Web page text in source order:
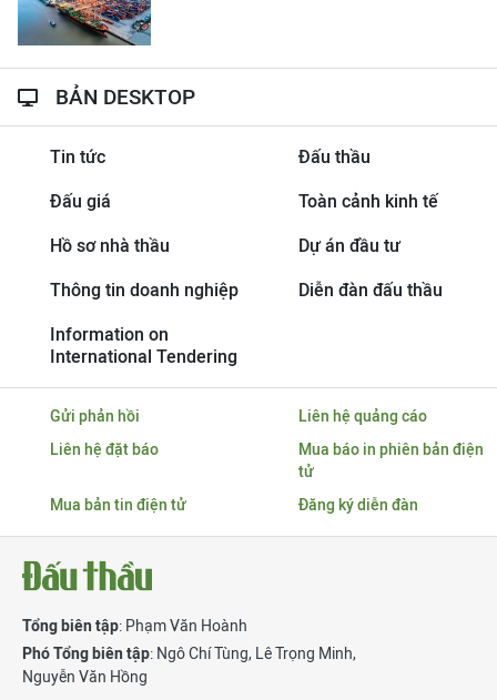
BẢN DESKTOP
Tin tức Đấu thầu
Đấu giá Toàn cảnh kinh tế
Hồ sơ nhà thầu Dự án đầu tư
Thông tin doanh nghiệp Diễn đàn đấu thầu
Information on
International Tendering
Gửi phản hồi
Liên hệ quảng cáo
Liên hệ đặt báo
Mua báo in phiên bản điện
tử
Mua bản tin điện tử
Đăng ký diễn đàn
Tổng biên tập: Phạm Văn Hoành
Phó Tổng biên tập: Ngô Chí Tùng, Lê Trọng Minh,
Nguyễn Văn Hồng